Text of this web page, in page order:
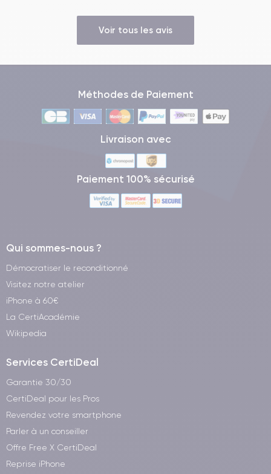
Voir tous les avis
Méthodes de Paiement
Livraison avec
Paiement 100% sécurisé
Qui sommes-nous ?
Démocratiser le reconditionné
Visitez notre atelier
iPhone à 60€
La CertiAcadémie
Wikipedia
Services CertiDeal
Garantie 30/30
CertiDeal pour les Pros
Revendez votre smartphone
Parler à un conseiller
Offre Free X CertiDeal
Reprise iPhone